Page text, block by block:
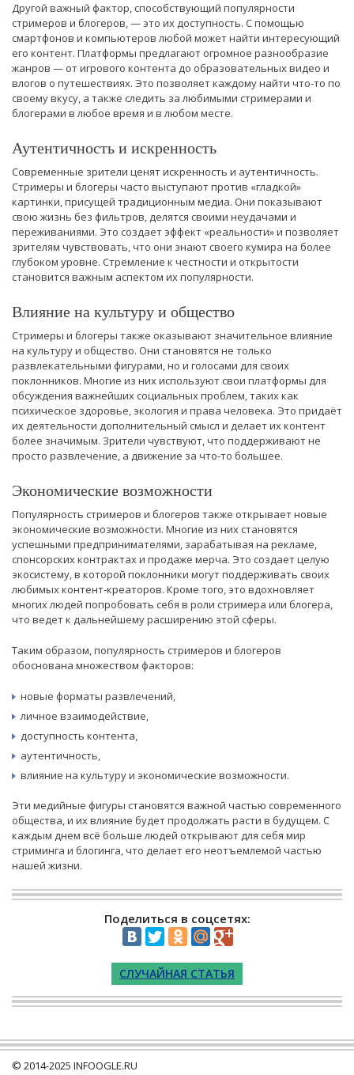
Другой важный фактор, способствующий популярности
стримеров и блогеров, — это их доступность. С помощью
смартфонов и компьютеров любой может найти интересующий
его контент. Платформы предлагают огромное разнообразие
жанров — от игрового контента до образовательных видео и
влогов о путешествиях. Это позволяет каждому найти что-то по
своему вкусу, а также следить за любимыми стримерами и
блогерами в любое время и в любом месте.
Аутентичность и искренность
Современные зрители ценят искренность и аутентичность.
Стримеры и блогеры часто выступают против «гладкой»
картинки, присущей традиционным медиа. Они показывают
свою жизнь без фильтров, делятся своими неудачами и
переживаниями. Это создает эффект «реальности» и позволяет
зрителям чувствовать, что они знают своего кумира на более
глубоком уровне. Стремление к честности и открытости
становится важным аспектом их популярности.
Влияние на культуру и общество
Стримеры и блогеры также оказывают значительное влияние
на культуру и общество. Они становятся не только
развлекательными фигурами, но и голосами для своих
поклонников. Многие из них используют свои платформы для
обсуждения важнейших социальных проблем, таких как
психическое здоровье, экология и права человека. Это придаёт
их деятельности дополнительный смысл и делает их контент
более значимым. Зрители чувствуют, что поддерживают не
просто развлечение, а движение за что-то большее.
Экономические возможности
Популярность стримеров и блогеров также открывает новые
экономические возможности. Многие из них становятся
успешными предпринимателями, зарабатывая на рекламе,
спонсорских контрактах и продаже мерча. Это создает целую
экосистему, в которой поклонники могут поддерживать своих
любимых контент-креаторов. Кроме того, это вдохновляет
многих людей попробовать себя в роли стримера или блогера,
что ведет к дальнейшему расширению этой сферы.
Таким образом, популярность стримеров и блогеров
обоснована множеством факторов:
новые форматы развлечений,
личное взаимодействие,
доступность контента,
аутентичность,
влияние на культуру и экономические возможности.
Эти медийные фигуры становятся важной частью современного
общества, и их влияние будет продолжать расти в будущем. С
каждым днем всё больше людей открывают для себя мир
стриминга и блогинга, что делает его неотъемлемой частью
нашей жизни.
Поделиться в соцсетях:
СЛУЧАЙНАЯ СТАТЬЯ
© 2014-2025 INFOOGLE.RU